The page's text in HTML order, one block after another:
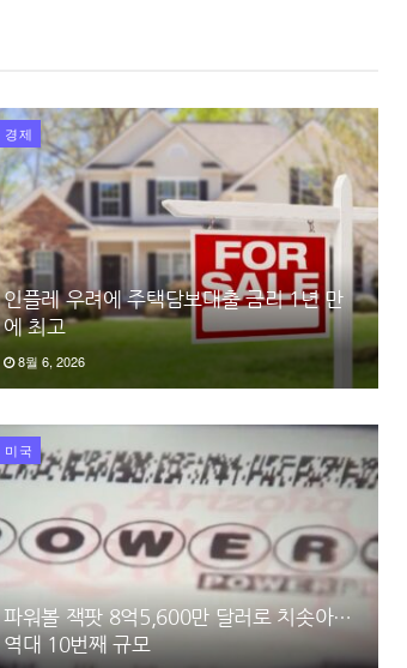
경제
인플레 우려에 주택담보대출 금리 1년 만
에 최고
8월 6, 2026
미국
파워볼 잭팟 8억5,600만 달러로 치솟아…
역대 10번째 규모